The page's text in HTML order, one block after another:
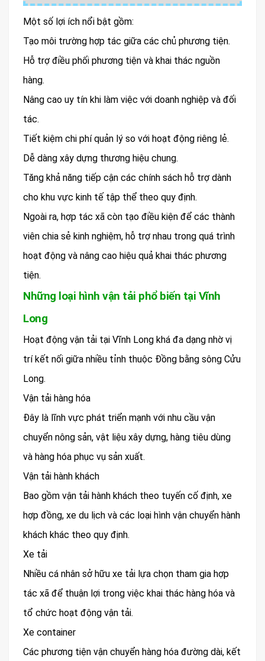
Một số lợi ích nổi bật gồm:
Tạo môi trường hợp tác giữa các chủ phương tiện.
Hỗ trợ điều phối phương tiện và khai thác nguồn
hàng.
Nâng cao uy tín khi làm việc với doanh nghiệp và đối
tác.
Tiết kiệm chi phí quản lý so với hoạt động riêng lẻ.
Dễ dàng xây dựng thương hiệu chung.
Tăng khả năng tiếp cận các chính sách hỗ trợ dành
cho khu vực kinh tế tập thể theo quy định.
Ngoài ra, hợp tác xã còn tạo điều kiện để các thành
viên chia sẻ kinh nghiệm, hỗ trợ nhau trong quá trình
hoạt động và nâng cao hiệu quả khai thác phương
tiện.
Những loại hình vận tải phổ biến tại Vĩnh
Long
Hoạt động vận tải tại Vĩnh Long khá đa dạng nhờ vị
trí kết nối giữa nhiều tỉnh thuộc Đồng bằng sông Cửu
Long.
Vận tải hàng hóa
Đây là lĩnh vực phát triển mạnh với nhu cầu vận
chuyển nông sản, vật liệu xây dựng, hàng tiêu dùng
và hàng hóa phục vụ sản xuất.
Vận tải hành khách
Bao gồm vận tải hành khách theo tuyến cố định, xe
hợp đồng, xe du lịch và các loại hình vận chuyển hành
khách khác theo quy định.
Xe tải
Nhiều cá nhân sở hữu xe tải lựa chọn tham gia hợp
tác xã để thuận lợi trong việc khai thác hàng hóa và
tổ chức hoạt động vận tải.
Xe container
Các phương tiện vận chuyển hàng hóa đường dài, kết